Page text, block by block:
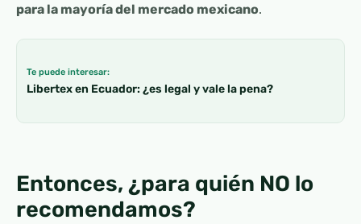
para la mayoría del mercado mexicano.
Te puede interesar:
Libertex en Ecuador: ¿es legal y vale la pena?
Entonces, ¿para quién NO lo
recomendamos?